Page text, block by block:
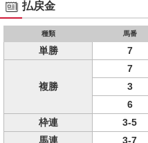
払戻金
種類 馬番
単勝 7
複勝
7
3
6
枠連
3-5
馬連
3-7